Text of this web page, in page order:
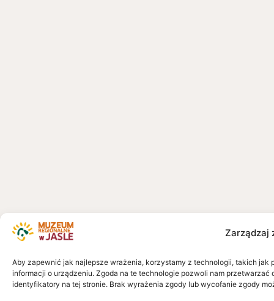
Zarządzaj
Aby zapewnić jak najlepsze wrażenia, korzystamy z technologii, takich
informacji o urządzeniu. Zgoda na te technologie pozwoli nam
identyfikatory na tej stronie. Brak wyrażenia zgody lub wycofanie zgody